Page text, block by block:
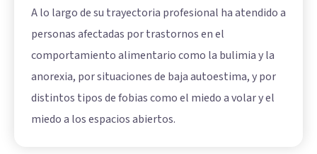
A lo largo de su trayectoria profesional ha atendido a
personas afectadas por trastornos en el
comportamiento alimentario como la bulimia y la
anorexia, por situaciones de baja autoestima, y por
distintos tipos de fobias como el miedo a volar y el
miedo a los espacios abiertos.